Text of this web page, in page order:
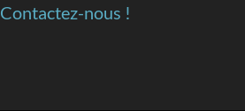
Contactez-nous !